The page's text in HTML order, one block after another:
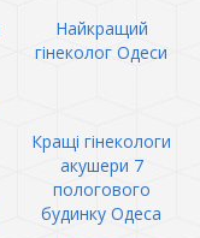
Найкращий
гінеколог Одеси
Кращі гінекологи
акушери 7
пологового
будинку Одеса